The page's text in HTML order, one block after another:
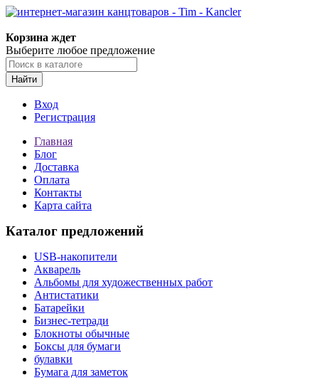
Корзина ждет
Выберите любое предложение
Найти
Вход
Регистрация
Главная
Блог
Доставка
Оплата
Контакты
Карта сайта
Каталог предложений
USB-накопители
Акварель
Альбомы для художественных работ
Антистатики
Батарейки
Бизнес-тетради
Блокноты обычные
Боксы для бумаги
булавки
Бумага для заметок